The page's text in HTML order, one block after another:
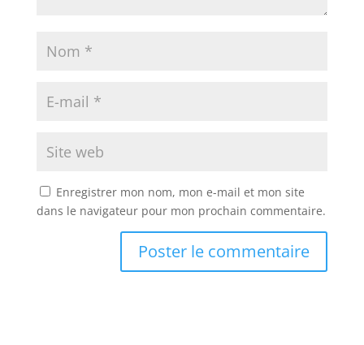
Enregistrer mon nom, mon e-mail et mon site
dans le navigateur pour mon prochain commentaire.